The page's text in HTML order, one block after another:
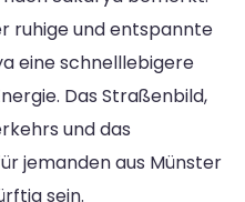
ruhige und entspannte
eine schnelllebigere
Das Straßenbild,
und das
jemanden aus Münster
sein.